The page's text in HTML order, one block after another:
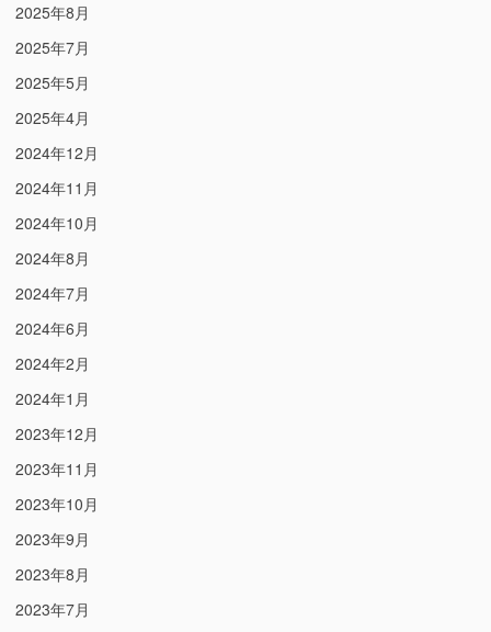
2025年8月
2025年7月
2025年5月
2025年4月
2024年12月
2024年11月
2024年10月
2024年8月
2024年7月
2024年6月
2024年2月
2024年1月
2023年12月
2023年11月
2023年10月
2023年9月
2023年8月
2023年7月